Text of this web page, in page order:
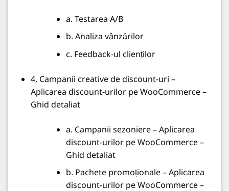
a. Testarea A/B
b. Analiza vânzărilor
c. Feedback-ul clienților
4. Campanii creative de discount-uri –
Aplicarea discount-urilor pe WooCommerce –
Ghid detaliat
a. Campanii sezoniere – Aplicarea
discount-urilor pe WooCommerce –
Ghid detaliat
b. Pachete promoționale – Aplicarea
discount-urilor pe WooCommerce –